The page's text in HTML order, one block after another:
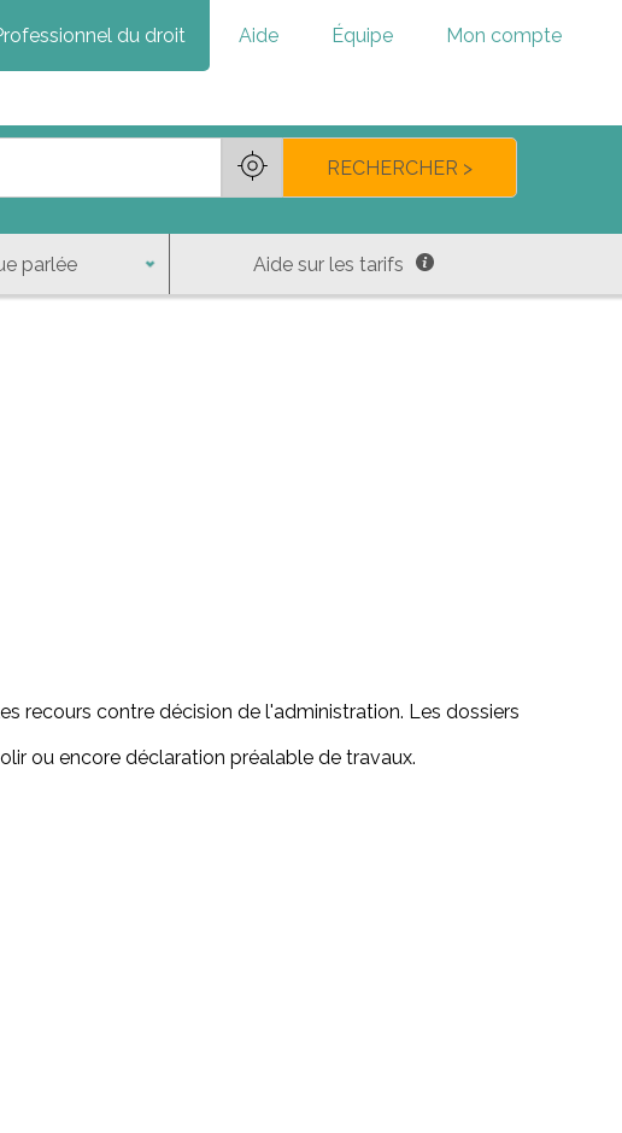
du droit Aide Équipe Mon compte
RECHERCHER >
Aide sur les tarifs
recours contre décision de l'administration. Les dossiers
ou encore déclaration préalable de travaux.